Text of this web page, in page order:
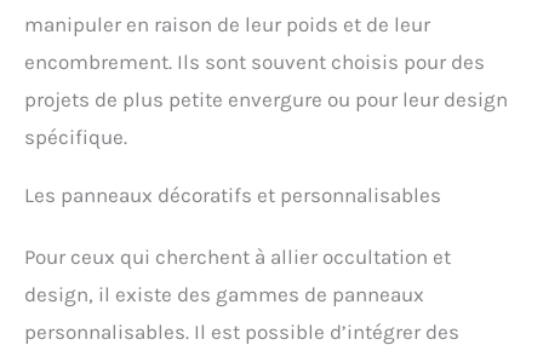
manipuler en raison de leur poids et de leur
encombrement. Ils sont souvent choisis pour des
projets de plus petite envergure ou pour leur design
spécifique.
Les panneaux décoratifs et personnalisables
Pour ceux qui cherchent à allier occultation et
design, il existe des gammes de panneaux
personnalisables. Il est possible d’intégrer des